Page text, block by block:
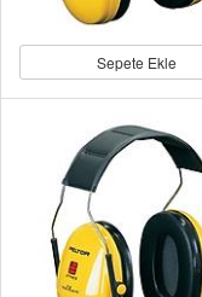
Sepete Ekle